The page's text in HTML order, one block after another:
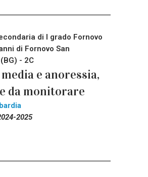
di I grado Fornovo
di Fornovo San
- 2C
e anoressia,
da monitorare
2025